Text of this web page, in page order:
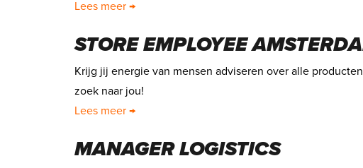
Lees meer →
STORE EMPLOYEE
Krijg jij energie van mensen adviseren over alle
zoek naar jou!
Lees meer →
MANAGER LOGISTICS